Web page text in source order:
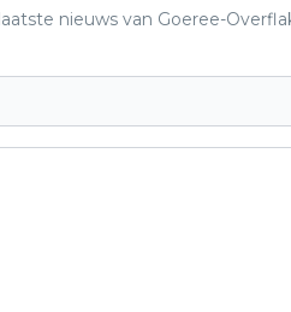
nieuws van Goeree-